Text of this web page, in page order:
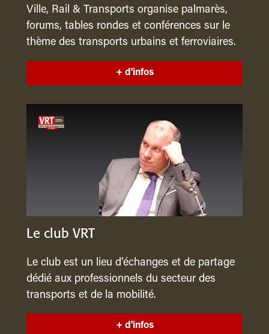
Ville, Rail & Transports organise palmarès,
forums, tables rondes et conférences sur le
thème des transports urbains et ferroviaires.
+ d'infos
Le club VRT
Le club est un lieu d’échanges et de partage
dédié aux professionnels du secteur des
transports et de la mobilité.
+ d'infos